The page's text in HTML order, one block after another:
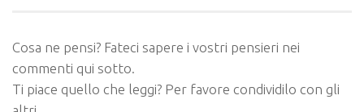
Cosa ne pensi? Fateci sapere i vostri pensieri nei
commenti qui sotto.
Ti piace quello che leggi? Per favore condividilo con gli